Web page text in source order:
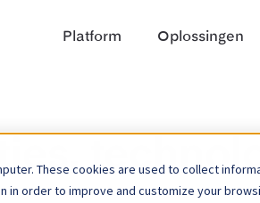
These cookies are used to collect
in order to improve and customize your
Platform Oplossingen